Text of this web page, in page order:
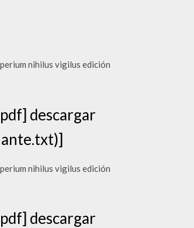
nihilus vigilus edición
descargar
nihilus vigilus edición
descargar